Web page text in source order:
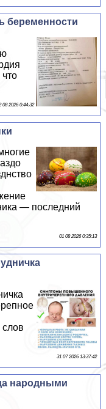
беременности
08 2026 0:44:32
— последний
01 08 2026 0:35:13
31 07 2026 13:37:42
народными